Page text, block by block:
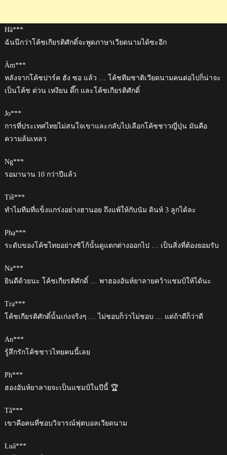
Hà***
ฉันนึกว่าโค้ชเกียรติศักดิ์จะพูดภาษาเวียดนามได้ซะอีก
Âm***
หลังจากโค้ชปาร์ค ฮัง ซอ แล้ว … โค้ชทีมชาติเวียดนามคนต่อไปก็น่าจะ
เป็นโค้ช ด่วน เหงียน ดึ๊ก และโค้ชเกียรติศักดิ์
Jo***
การที่ประเทศไทยไม่สนใจเขาและกลับไปเลือกโค้ชชาวญี่ปุ่น มันคือ
ความล้มเหลว
Ng***
รอมานาน 10 กว่าปีแล้ว
Tiề***
ทำไมทีมที่แข็งแกร่งอย่างฮานอย ถึงแพ้ให้กับนัม ดินห์ 3 ลูกได้ละ
Phạ***
ระดับของโค้ชไทยอย่างซิโก้นั้นดูแตกต่างออกไป … เป็นสิ่งที่ต้องยอมรับ
Na***
ยินดีด้วยนะ โค้ชเกียรติศักดิ์ … พาฮองอันห์ยาลายคว้าแชมป์ให้ได้นะ
Tra***
โค้ชเกียรติศักดิ์นั้นเก่งจริงๆ … ไม่ชอบก็ว่าไม่ชอบ … แต่ถ้าดีก็ว่าดี
An***
รู้สึกรักโค้ชชาวไทยคนนี้เลย
Ph***
ฮองอันห์ยาลายจะเป็นแชมป์ในปีนี้ 🏆
Tâ***
เขาคือคนที่ชอบวิจารณ์ฟุตบอลเวียดนาม
Luâ***